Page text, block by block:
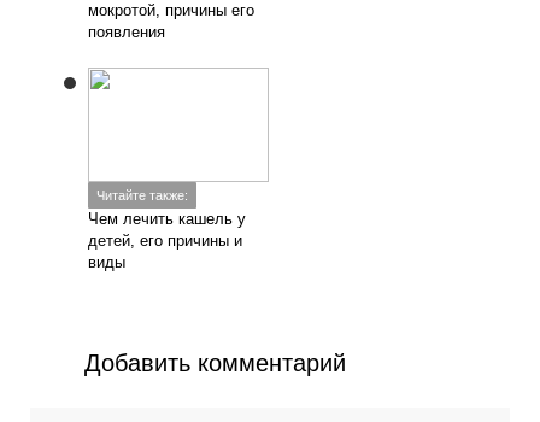
мокротой, причины его
появления
Читайте также:
Чем лечить кашель у
детей, его причины и
виды
Добавить комментарий